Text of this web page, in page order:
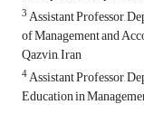
3Assistant Professor,
of Management and
Qazvin, Iran
4Assistant Professor,
Education in